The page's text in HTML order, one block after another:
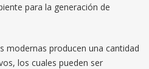
para la generación de
modernas producen una cantidad
los cuales pueden ser